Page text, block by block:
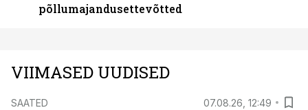
põllumajandusettevõtted
VIIMASED UUDISED
SAATED 07.08.26, 12:49